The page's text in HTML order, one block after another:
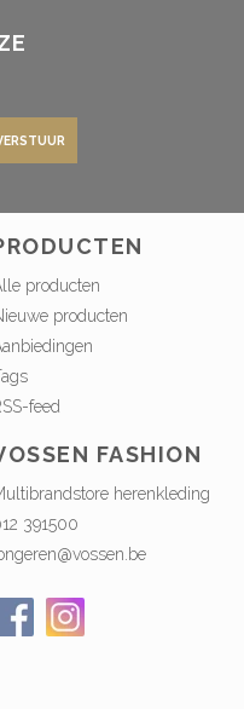
producten
producten
feed
FASHION
herenkleding
391500